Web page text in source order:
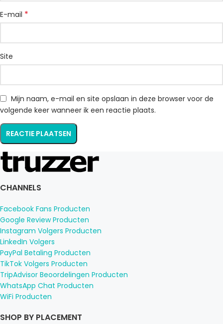
E-mail *
Site
Mijn naam, e-mail en site opslaan in deze browser voor de
volgende keer wanneer ik een reactie plaats.
CHANNELS
Facebook Fans Producten
Google Review Producten
Instagram Volgers Producten
LinkedIn Volgers
PayPal Betaling Producten
TikTok Volgers Producten
TripAdvisor Beoordelingen Producten
WhatsApp Chat Producten
WiFi Producten
SHOP BY PLACEMENT